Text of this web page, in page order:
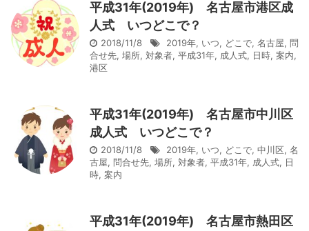
平成31年(2019年) 名古屋市港区成
人式 いつどこで？
2018/11/8 2019年, いつ, どこで, 名古屋, 問
合せ先, 場所, 対象者, 平成31年, 成人式, 日時, 案内,
港区
平成31年(2019年) 名古屋市中川区
成人式 いつどこで？
2018/11/8 2019年, いつ, どこで, 中川区, 名
古屋, 問合せ先, 場所, 対象者, 平成31年, 成人式, 日
時, 案内
平成31年(2019年) 名古屋市熱田区